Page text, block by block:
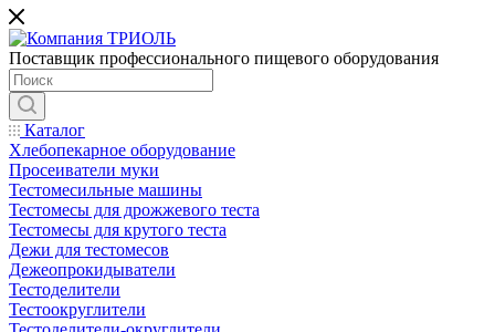
Поставщик профессионального пищевого оборудования
Каталог
Хлебопекарное оборудование
Просеиватели муки
Тестомесильные машины
Тестомесы для дрожжевого теста
Тестомесы для крутого теста
Дежи для тестомесов
Дежеопрокидыватели
Тестоделители
Тестоокруглители